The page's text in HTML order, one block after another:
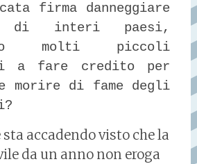
firma danneggiare
di interi paesi,
molti piccoli
a fare credito per
morire di fame degli
sta accadendo visto che la
da un anno non eroga